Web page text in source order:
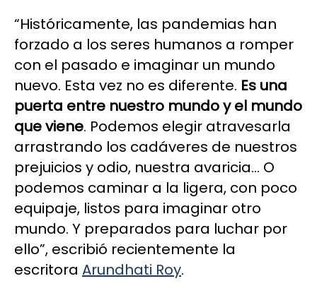
“Históricamente, las pandemias han
forzado a los seres humanos a romper
con el pasado e imaginar un mundo
nuevo. Esta vez no es diferente. Es una
puerta entre nuestro mundo y el mundo
que viene. Podemos elegir atravesarla
arrastrando los cadáveres de nuestros
prejuicios y odio, nuestra avaricia… O
podemos caminar a la ligera, con poco
equipaje, listos para imaginar otro
mundo. Y preparados para luchar por
ello”, escribió recientemente la
escritora Arundhati Roy.